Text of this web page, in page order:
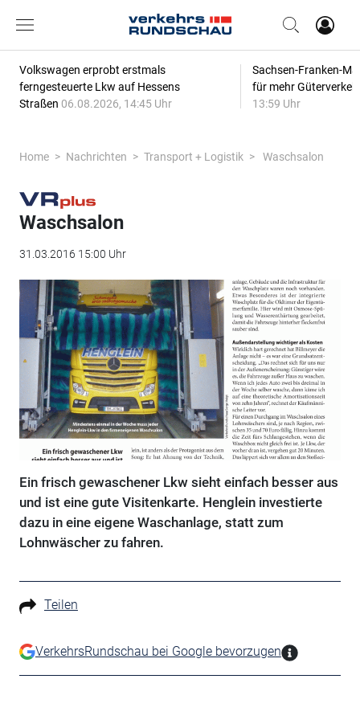
Volkswagen erprobt erstmals
ferngesteuerte Lkw auf Hessens
Straßen 06.08.2026, 14:45 Uhr
Sachsen-Franken-
für mehr
13:59 Uhr
Home Nachrichten Transport + Logistik Waschsalon
Waschsalon
31.03.2016 15:00 Uhr
Ein frisch gewaschener Lkw sieht einfach besser aus
und ist eine gute Visitenkarte. Henglein investierte
dazu in eine eigene Waschanlage, statt zum
Lohnwäscher zu fahren.
Teilen
VerkehrsRundschau bei Google bevorzugen